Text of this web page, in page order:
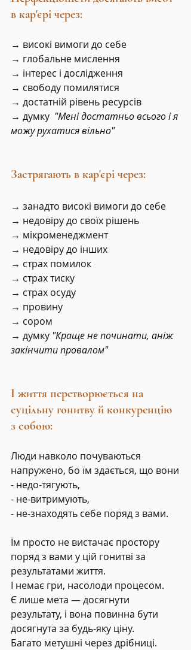
в кар'єрі через:
→ високі вимоги до себе
→ глобальне мислення
→ інтерес і дослідження
→ свободу помилятися
→ достатній рівень ресурсів
→ думку "Мені достатньо всього і я
можу рухатися вільно"
Застрягають в кар'єрі через:
→ занадто високі вимоги до себе
→ недовіру до своїх рішень
→ мікроменеджмент
→ недовіру до інших
→ страх помилок
→ страх тиску
→ страх осуду
→ провину
→ сором
→ думку "Краще не починати, аніж
закінчити провалом"
І життя перетворюється на
суцільну гонитву й конкуренцію
з собою:
Люди навколо почуваються
напружено, бо їм здається, що вони
- недо-тягують,
- не-витримують,
- не-знаходять себе поряд з вами.
Їм просто не вистачає простору
поряд з вами у цій гонитві за
результатами життя.
І немає гри, насолоди процесом.
Є лише мета — досягнути
результату, і вона повинна бути
досягнута за будь-яку ціну.
Багато метушні через дрібниці.